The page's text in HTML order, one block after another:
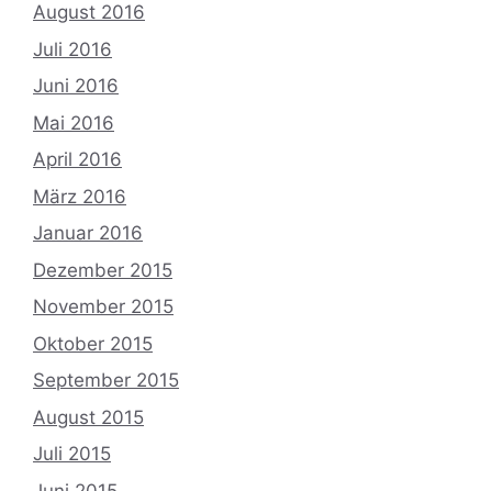
August 2016
Juli 2016
Juni 2016
Mai 2016
April 2016
März 2016
Januar 2016
Dezember 2015
November 2015
Oktober 2015
September 2015
August 2015
Juli 2015